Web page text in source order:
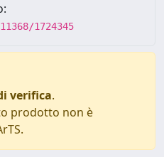
1724345
verifica.
prodotto non è